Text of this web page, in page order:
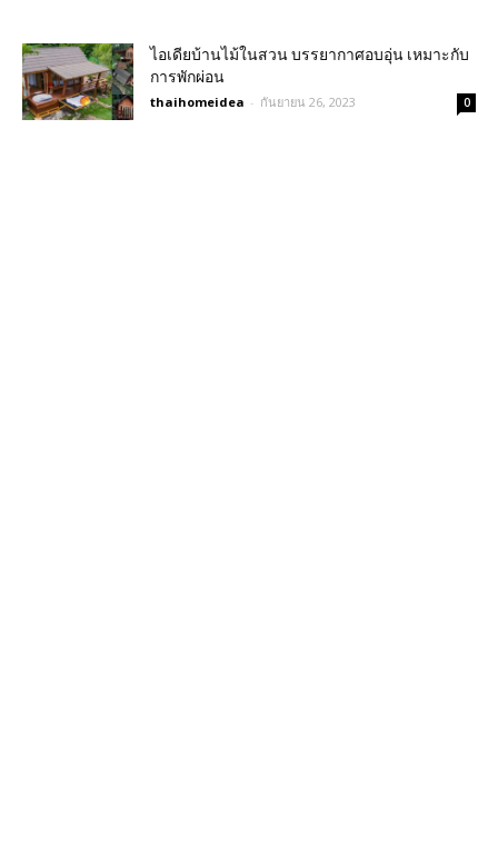
ไอเดียบ้านไม้ในสวน บรรยากาศอบอุ่น เหมาะกับ
การพักผ่อน
thaihomeidea - กันยายน 26, 2023 0